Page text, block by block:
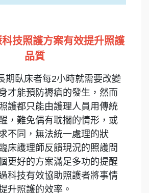
技照護方案有效提升照護
品質
期臥床者每2小時就需要改變
才能預防褥瘡的發生，然而
護都只能由護理人員用傳統
，難免偶有耽擱的情形，或
不同，無法統一處理的狀
床護理師反饋現況的照護問
更好的方案滿足多功的提醒
科技有效協助照護者將事情
升照護的效率。